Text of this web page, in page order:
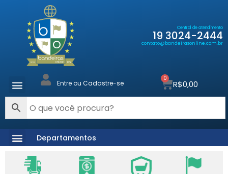
Central de atendimento
19 3024-2444
contato@bandeirasonline.com.br
Entre ou Cadastre-se R$0,00
0
Departamentos